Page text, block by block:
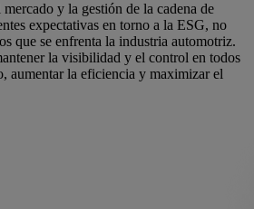
y la gestión de la cadena de
expectativas en torno a la ESG, no
que se enfrenta la industria automotriz.
la visibilidad y el control en todos
aumentar la eficiencia y maximizar el